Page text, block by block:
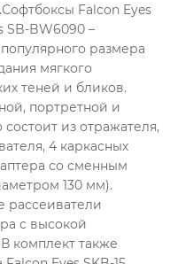
Falcon Eyes
SB-BW6090 –
размера
мягкого
теней и бликов.
портретной и
из отражателя,
4 каркасных
со сменным
130 мм).
рассеиватели
с высокой
комплект также